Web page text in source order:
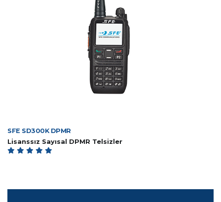
SFE SD300K DPMR
Lisanssız Sayısal DPMR Telsizler